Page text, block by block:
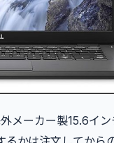
メーカー製15.6イン